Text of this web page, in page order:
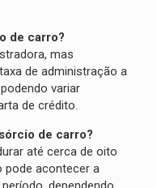
de carro?
mas
de administração a
variar
de crédito.
de carro?
até cerca de oito
pode acontecer a